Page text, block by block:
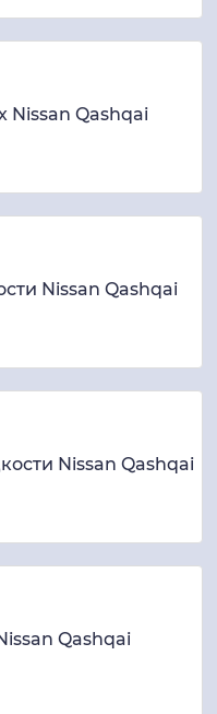
Nissan Qashqai
Nissan Qashqai
Nissan Qashqai
Qashqai